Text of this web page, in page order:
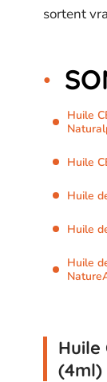
sortent
Huile
Huile
Huile
Huile
Huile
Huile
(4ml)